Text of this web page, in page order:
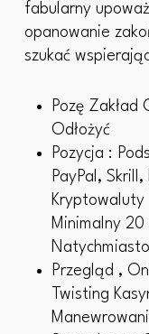
fabularny
opanowanie
szukać
Pozę Zakład
Odłożyć
Pozycja :
PayPal,
Kryptowaluty
Minimalny
Przegląd ,
Twisting